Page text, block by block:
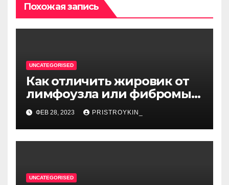
Похожая запись
UNCATEGORISED
Как отличить жировик от
лимфоузла или фибромы
мягких тканей или
гемангиомы
ФЕВ 28, 2023 PRISTROYKIN_
UNCATEGORISED